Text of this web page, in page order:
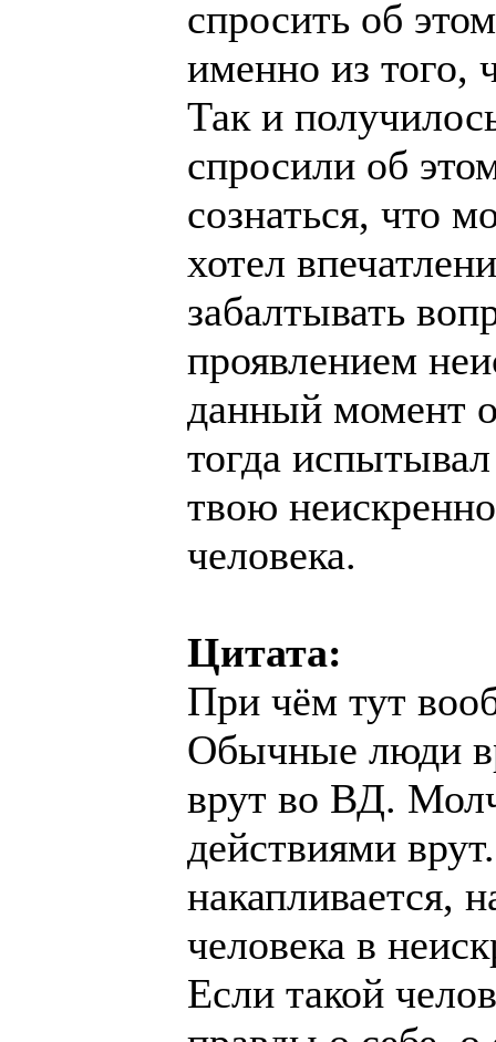
спросить об
именно из того,
Так и
спросили об
сознаться, что
хотел
забалтывать
проявлением
данный момент
тогда
твою
человека.
Цитата:
При чём тут
Обычные люди
врут во ВД.
действиями
накапливается,
человека в
Если такой